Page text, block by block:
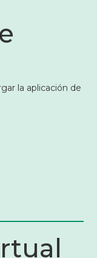
la aplicación de